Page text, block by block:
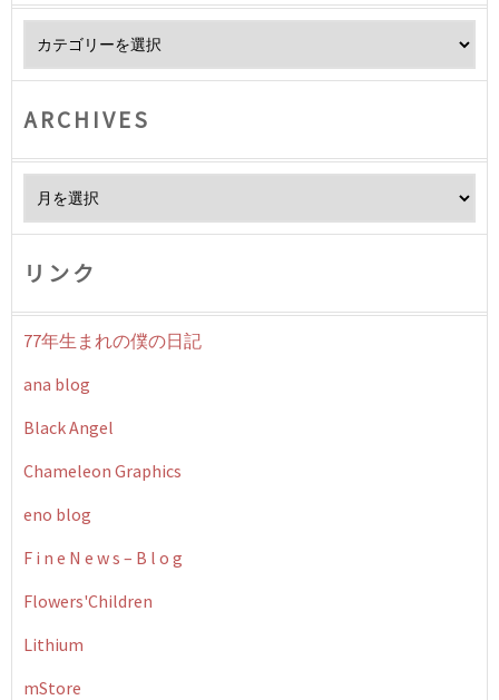
ARCHIVES
リンク
77年生まれの僕の日記
ana blog
Black Angel
Chameleon Graphics
eno blog
F i n e N e w s – B l o g
Flowers'Children
Lithium
mStore